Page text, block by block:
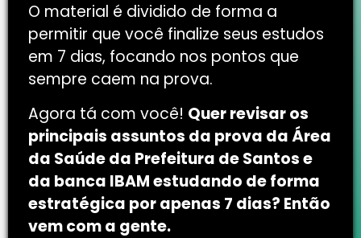
O material é dividido de forma a
permitir que você finalize seus estudos
em 7 dias, focando nos pontos que
sempre caem na prova.
Agora tá com você! Quer revisar os
principais assuntos da prova da Área
da Saúde da Prefeitura de Santos e
da banca IBAM estudando de forma
estratégica por apenas 7 dias? Então
vem com a gente.